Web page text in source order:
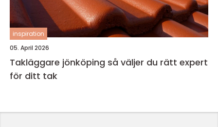
inspiration
05. April 2026
Takläggare jönköping så väljer du rätt expert
för ditt tak